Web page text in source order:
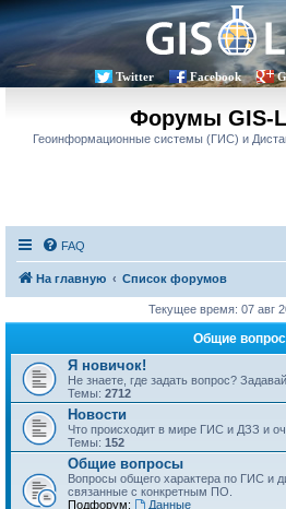
Twitter Facebook
Форумы GIS-
Геоинформационные системы (ГИС) и
FAQ
На главную Список форумов
Текущее время: 07 авг
Общие
Я новичок!
Не знаете, где задать вопрос?
Темы: 2712
Новости
Что происходит в мире ГИС и ДЗЗ и
Темы: 152
Общие вопросы
Вопросы общего характера по ГИС и
связанные с конкретным ПО.
Подфорум:
Данные